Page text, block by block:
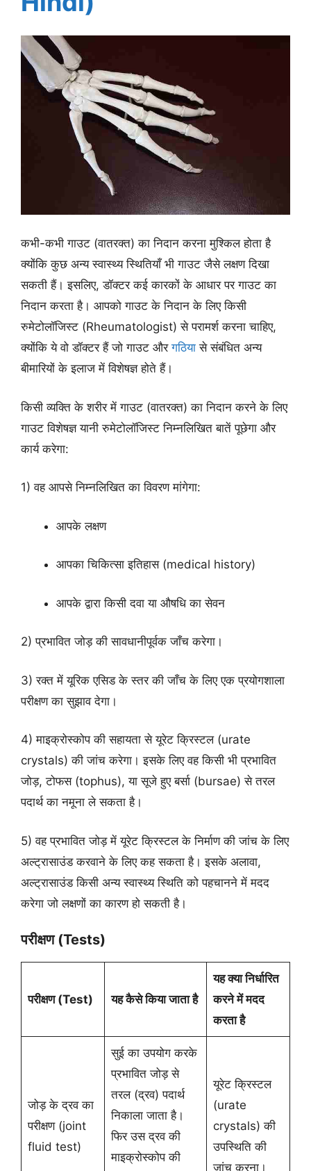
कभी-कभी गाउट (वातरक्त) का निदान करना मुश्किल होता है
क्योंकि कुछ अन्य स्वास्थ्य स्थितियाँ भी गाउट जैसे लक्षण दिखा
सकती हैं। इसलिए, डॉक्टर कई कारकों के आधार पर गाउट का
निदान करता है। आपको गाउट के निदान के लिए किसी
रुमेटोलॉजिस्ट (Rheumatologist) से परामर्श करना चाहिए,
क्योंकि ये वो डॉक्टर हैं जो गाउट औरगठियासे संबंधित अन्य
बीमारियों के इलाज में विशेषज्ञ होते हैं।
किसी व्यक्ति के शरीर में गाउट (वातरक्त) का निदान करने के लिए
गाउट विशेषज्ञ यानी रुमेटोलॉजिस्ट निम्नलिखित बातें पूछेगा और
कार्य करेगा:
1) वह आपसे निम्नलिखित का विवरण मांगेगा:
आपके लक्षण
आपका चिकित्सा इतिहास (medical history)
आपके द्वारा किसी दवा या औषधि का सेवन
2) प्रभावित जोड़ की सावधानीपूर्वक जाँच करेगा।
3) रक्त में यूरिक एसिड के स्तर की जाँच के लिए एक प्रयोगशाला
परीक्षण का सुझाव देगा।
4) माइक्रोस्कोप की सहायता से यूरेट क्रिस्टल (urate
crystals) की जांच करेगा। इसके लिए वह किसी भी प्रभावित
जोड़, टोफस (tophus), या सूजे हुए बर्सा (bursae) से तरल
पदार्थ का नमूना ले सकता है।
5) वह प्रभावित जोड़ में यूरेट क्रिस्टल के निर्माण की जांच के लिए
अल्ट्रासाउंड करवाने के लिए कह सकता है। इसके अलावा,
अल्ट्रासाउंड किसी अन्य स्वास्थ्य स्थिति को पहचानने में मदद
करेगा जो लक्षणों का कारण हो सकती है।
परीक्षण (Tests)
परीक्षण (Test) यह कैसे किया जाता है
यह क्या निर्धारित
करने में मदद
करता है
जोड़ के द्रव का
परीक्षण (joint
fluid test)
सुई का उपयोग करके
प्रभावित जोड़ से
तरल (द्रव) पदार्थ
निकाला जाता है।
फिर उस द्रव की
माइक्रोस्कोप की
यूरेट क्रिस्टल
(urate
crystals) की
उपस्थिति की
जांच करना।